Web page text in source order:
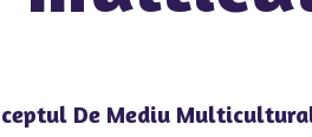
De Mediu